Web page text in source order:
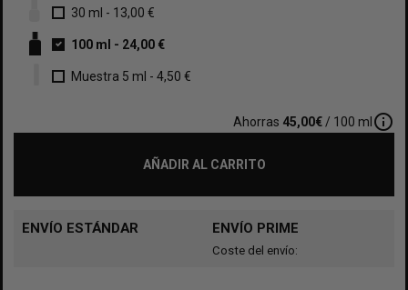
30 ml - 13,00 €
100 ml - 24,00 €
Muestra 5 ml - 4,50 €
Ahorras 45,00€ / 100 mlinfo_outline
AÑADIR AL CARRITO
ENVÍO ESTÁNDAR ENVÍO PRIME
Coste del envío: